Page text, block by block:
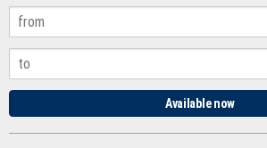
Available now